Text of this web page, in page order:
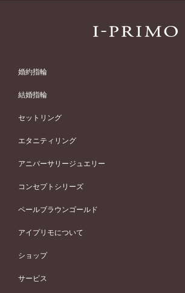
婚約指輪
婚約指輪 (エンゲージリング)
婚約指輪一覧
ピンクゴールド
ペールブラウンゴールド
ウェーブライン
V字ライン
ワンサイドメレ
ダブルサイドメレ
シンプル
フェミニン
モード
50万円台～
40万円台～
30万円台～
婚約指輪 人気ランキング
婚約ネックレス
結婚指輪
結婚指輪 (マリッジリング)
結婚指輪一覧
ピンクゴールド
ペールブラウンゴールド
ウェーブライン
V字ライン
ワンメレ
セベラルメレ
シンプル
フェミニン
モード
50万円～
40万円～50万円
セットリング
セットリング
セットリング一覧
ピンクゴールド
ペールブラウンゴールド
エタニティリング
エタニティリング
エタニティリング一覧
ピンクゴールド
ペールブラウンゴールド
アニバーサリージュエリー
アニバーサリージュエリー
アニバーサリージュエリー一覧
ファッションリング
ブレスレット
コンセプトシリーズ
コンセプトシリーズ
オリジンビリーフ
エトワル
ペールブラウンゴールド
アイプリモについて
アイプリモについて
パーソナルハンド診断
ショップ
店舗一覧
サービス